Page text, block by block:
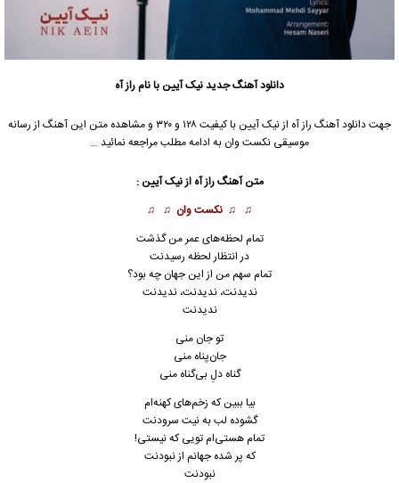
دانلود آهنگ جدیدنیک آیین با نام راز آه
جهت دانلود آهنگ راز آه از نیک آیین
با کیفیت ۱۲۸ و ۳۲۰ و مشاهده متن این آهنگ از رسانه
موسیقی نکست وان به ادامه مطلب مراجعه نمائید …
متن آهنگ راز آه از نیک آیین :
♫ ♫ نکست وان ♫ ♫
تمام لحظه‌های عمر من گذشت
در انتظار لحظه رسیدنت
تمام سهم من از این جهان چه بود؟
ندیدنت، ندیدنت، ندیدنت
ندیدنت
تو جان منی
جان‌پناه منی
گناه دلِ بی‌گناه منی
بیا ببین که زخم‌های کهنه‌ام
گشوده لب به نیت سرودنت
تمام هستی‌ام تویی که نیستی!
که پر شده جهانم از نبودنت
نبودنت